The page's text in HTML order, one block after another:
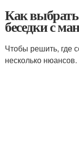
Как выбрать
беседки с
Чтобы решить, где
несколько нюансов.